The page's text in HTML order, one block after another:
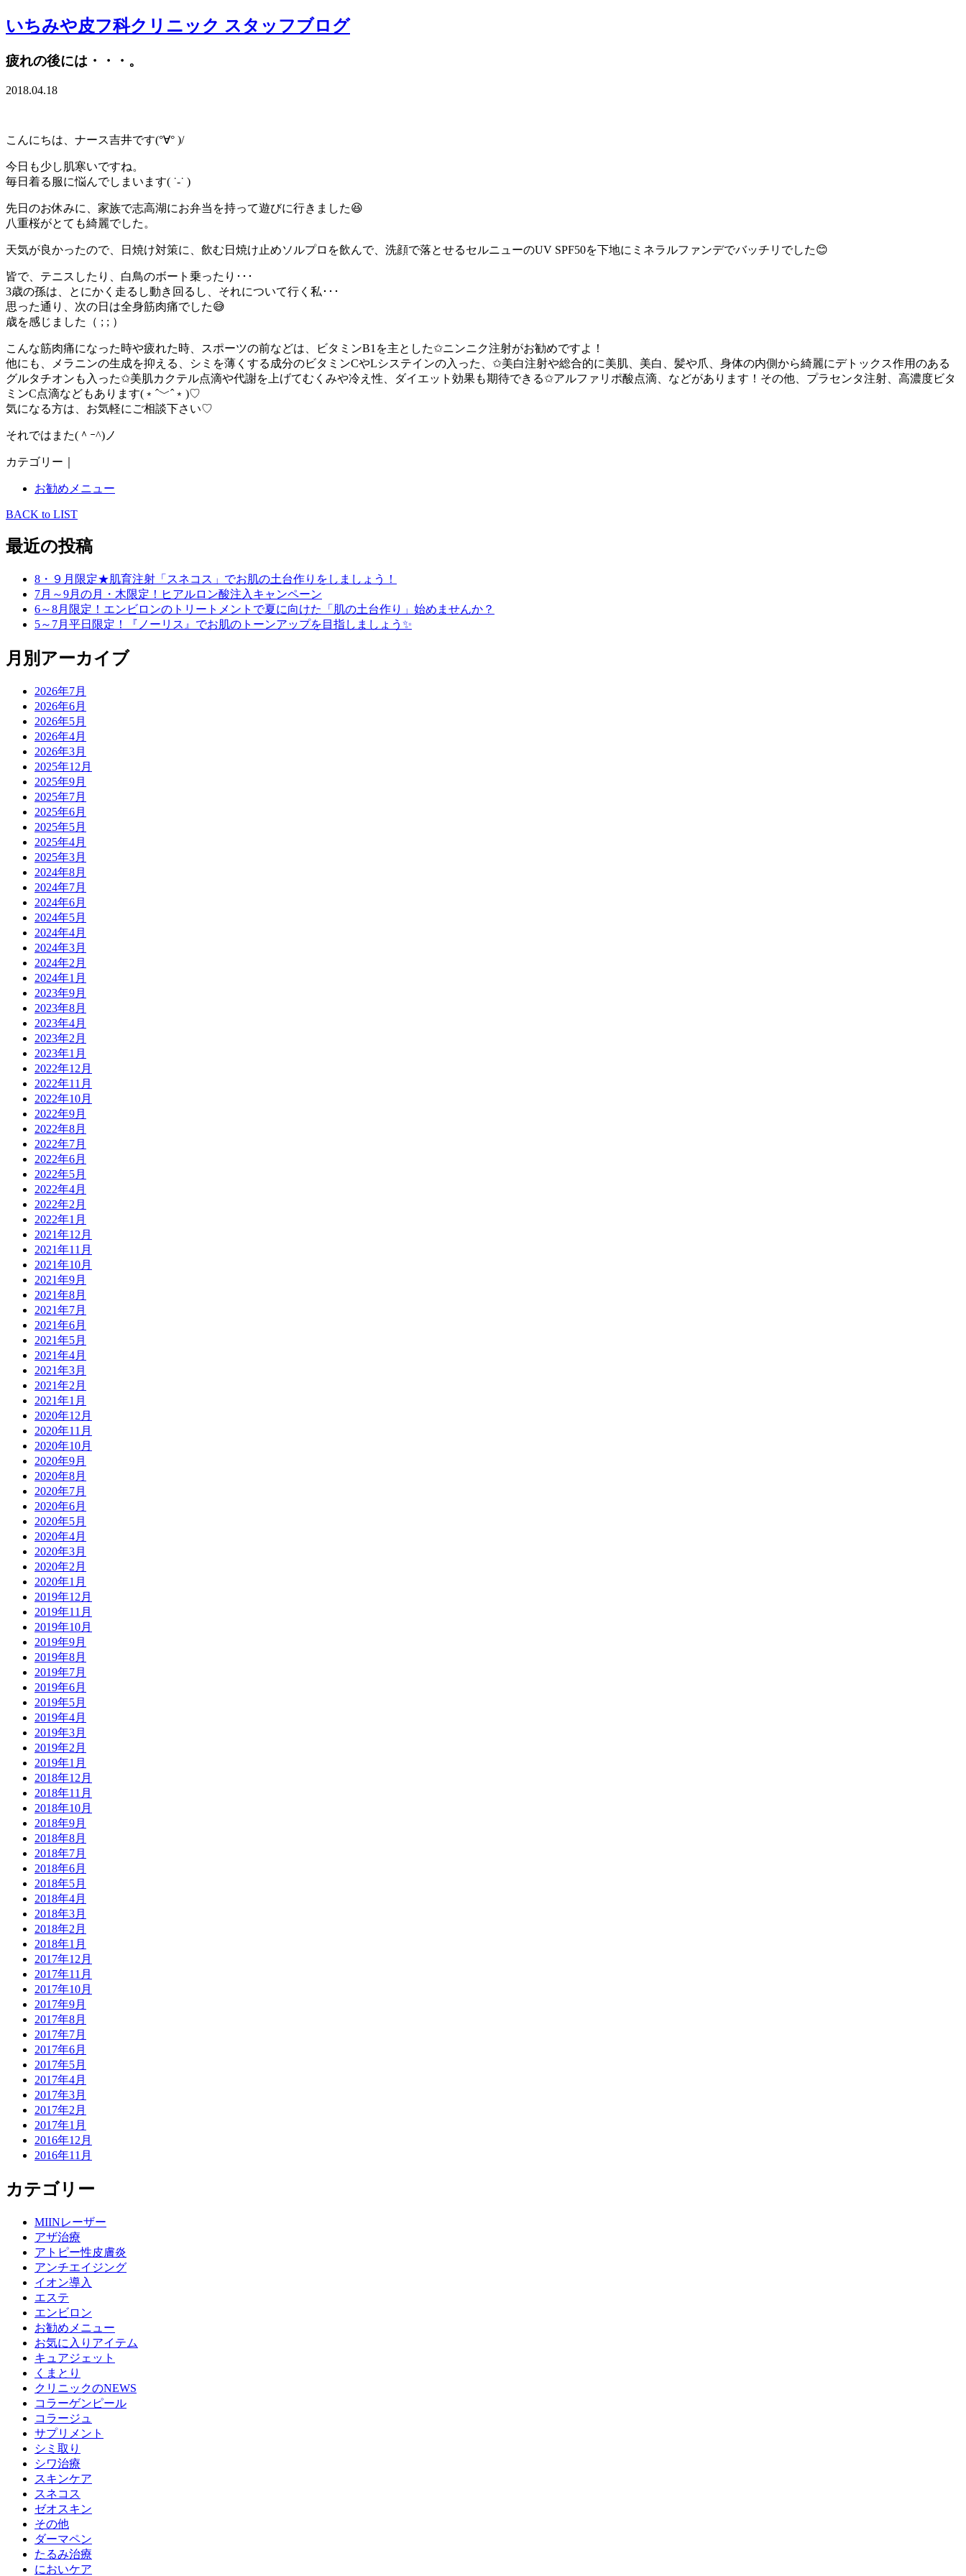
いちみや皮フ科クリニック スタッフブログ
疲れの後には・・・。
2018.04.18
こんにちは、ナース吉井です(°∀° )/
今日も少し肌寒いですね。
毎日着る服に悩んでしまいます( ˙-˙ )
先日のお休みに、家族で志高湖にお弁当を持って遊びに行きました😆
八重桜がとても綺麗でした。
天気が良かったので、日焼け対策に、飲む日焼け止めソルプロを飲んで、洗顔で落とせるセルニューのUV SPF50を下地にミネラルファンデでバッチリでした😊
皆で、テニスしたり、白鳥のボート乗ったり･･･
3歳の孫は、とにかく走るし動き回るし、それについて行く私･･･
思った通り、次の日は全身筋肉痛でした😅
歳を感じました（ ; ; ）
こんな筋肉痛になった時や疲れた時、スポーツの前などは、ビタミンB1を主とした✩ニンニク注射がお勧めですよ！
他にも、メラニンの生成を抑える、シミを薄くする成分のビタミンCやLシステインの入った、✩美白注射や総合的に美肌、美白、髪や爪、身体の内側から綺麗にデトックス作用のある
グルタチオンも入った✩美肌カクテル点滴や代謝を上げてむくみや冷え性、ダイエット効果も期待できる✩アルファリポ酸点滴、などがあります！その他、プラセンタ注射、高濃度ビタ
ミンC点滴などもあります(﹡ˆ﹀ˆ﹡)♡
気になる方は、お気軽にご相談下さい♡
それではまた(＾ｰ^)ノ
カテゴリー｜
お勧めメニュー
BACK to LIST
最近の投稿
8・９月限定★肌育注射「スネコス」でお肌の土台作りをしましょう！
7月～9月の月・木限定！ヒアルロン酸注入キャンペーン
6～8月限定！エンビロンのトリートメントで夏に向けた「肌の土台作り」始めませんか？
5～7月平日限定！『ノーリス』でお肌のトーンアップを目指しましょう✨
月別アーカイブ
2026年7月
2026年6月
2026年5月
2026年4月
2026年3月
2025年12月
2025年9月
2025年7月
2025年6月
2025年5月
2025年4月
2025年3月
2024年8月
2024年7月
2024年6月
2024年5月
2024年4月
2024年3月
2024年2月
2024年1月
2023年9月
2023年8月
2023年4月
2023年2月
2023年1月
2022年12月
2022年11月
2022年10月
2022年9月
2022年8月
2022年7月
2022年6月
2022年5月
2022年4月
2022年2月
2022年1月
2021年12月
2021年11月
2021年10月
2021年9月
2021年8月
2021年7月
2021年6月
2021年5月
2021年4月
2021年3月
2021年2月
2021年1月
2020年12月
2020年11月
2020年10月
2020年9月
2020年8月
2020年7月
2020年6月
2020年5月
2020年4月
2020年3月
2020年2月
2020年1月
2019年12月
2019年11月
2019年10月
2019年9月
2019年8月
2019年7月
2019年6月
2019年5月
2019年4月
2019年3月
2019年2月
2019年1月
2018年12月
2018年11月
2018年10月
2018年9月
2018年8月
2018年7月
2018年6月
2018年5月
2018年4月
2018年3月
2018年2月
2018年1月
2017年12月
2017年11月
2017年10月
2017年9月
2017年8月
2017年7月
2017年6月
2017年5月
2017年4月
2017年3月
2017年2月
2017年1月
2016年12月
2016年11月
カテゴリー
MIINレーザー
アザ治療
アトピー性皮膚炎
アンチエイジング
イオン導入
エステ
エンビロン
お勧めメニュー
お気に入りアイテム
キュアジェット
くまとり
クリニックのNEWS
コラーゲンピール
コラージュ
サプリメント
シミ取り
シワ治療
スキンケア
スネコス
ゼオスキン
その他
ダーマペン
たるみ治療
においケア